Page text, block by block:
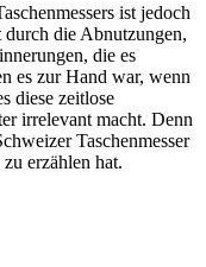
ist jedoch
durch die Abnutzungen,
die es
es zur Hand war, wenn
diese zeitlose
irrelevant macht. Denn
Taschenmesser
erzählen hat.